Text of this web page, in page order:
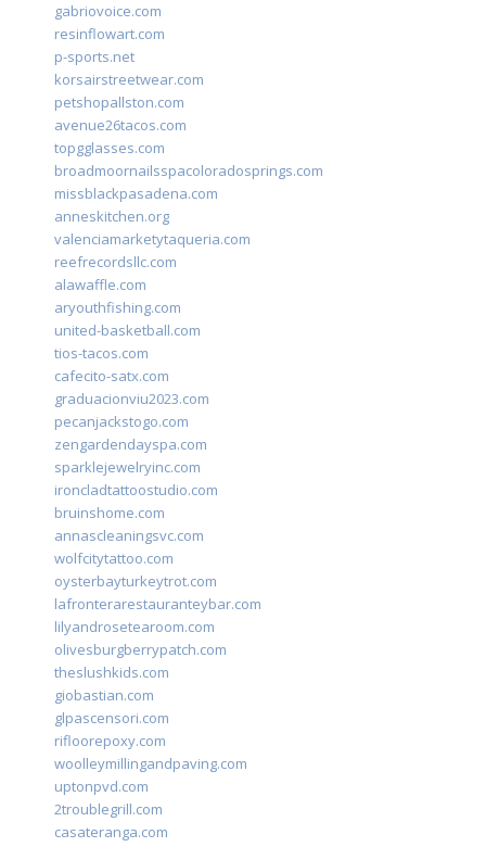
gabriovoice.com
resinflowart.com
p-sports.net
korsairstreetwear.com
petshopallston.com
avenue26tacos.com
topgglasses.com
broadmoornailsspacoloradosprings.com
missblackpasadena.com
anneskitchen.org
valenciamarketytaqueria.com
reefrecordsllc.com
alawaffle.com
aryouthfishing.com
united-basketball.com
tios-tacos.com
cafecito-satx.com
graduacionviu2023.com
pecanjackstogo.com
zengardendayspa.com
sparklejewelryinc.com
ironcladtattoostudio.com
bruinshome.com
annascleaningsvc.com
wolfcitytattoo.com
oysterbayturkeytrot.com
lafronterarestauranteybar.com
lilyandrosetearoom.com
olivesburgberrypatch.com
theslushkids.com
giobastian.com
glpascensori.com
rifloorepoxy.com
woolleymillingandpaving.com
uptonpvd.com
2troublegrill.com
casateranga.com